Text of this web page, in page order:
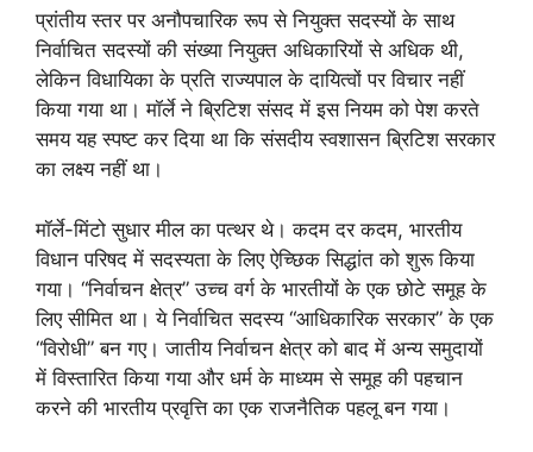
प्रांतीय स्तर पर अनौपचारिक रूप से नियुक्त सदस्यों के साथ
निर्वाचित सदस्यों की संख्या नियुक्त अधिकारियों से अधिक थी,
लेकिन विधायिका के प्रति राज्यपाल के दायित्वों पर विचार नहीं
किया गया था। मॉर्ले ने ब्रिटिश संसद में इस नियम को पेश करते
समय यह स्पष्ट कर दिया था कि संसदीय स्वशासन ब्रिटिश सरकार
का लक्ष्य नहीं था।
मॉर्ले-मिंटो सुधार मील का पत्थर थे। कदम दर कदम, भारतीय
विधान परिषद में सदस्यता के लिए ऐच्छिक सिद्धांत को शुरू किया
गया। “निर्वाचन क्षेत्र” उच्च वर्ग के भारतीयों के एक छोटे समूह के
लिए सीमित था। ये निर्वाचित सदस्य “आधिकारिक सरकार” के एक
“विरोधी” बन गए। जातीय निर्वाचन क्षेत्र को बाद में अन्य समुदायों
में विस्तारित किया गया और धर्म के माध्यम से समूह की पहचान
करने की भारतीय प्रवृत्ति का एक राजनैतिक पहलू बन गया।